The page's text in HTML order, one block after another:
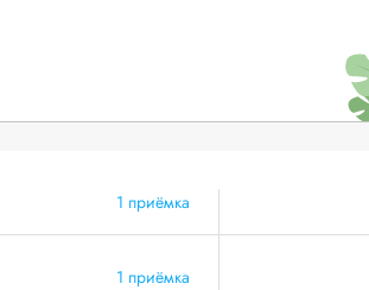
1 приёмка
1 приёмка